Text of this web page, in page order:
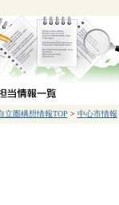
立圏構想情報TOP > 中心市情報